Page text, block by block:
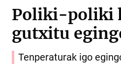
Poliki-poliki
gutxitu
Tenperaturak igo